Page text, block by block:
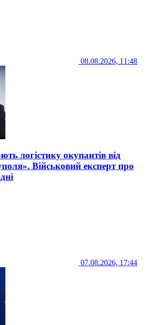
08.08.2026, 11:48
логістику окупантів від
Військовий експерт про
07.08.2026, 17:44